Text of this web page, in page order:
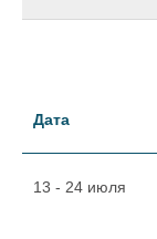
Дата
13 - 24 июля